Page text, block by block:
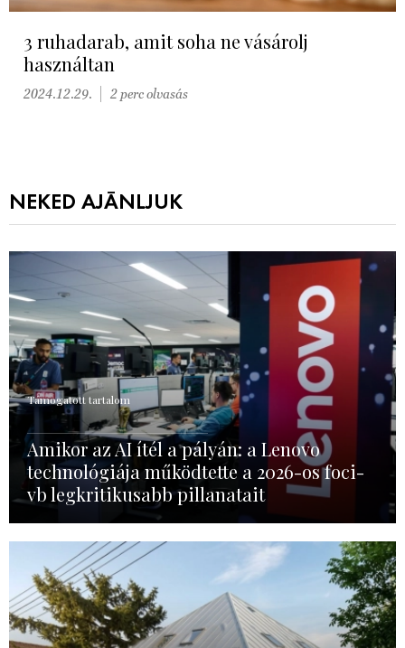
3 ruhadarab, amit soha ne vásárolj
használtan
2024.12.29. 2 perc olvasás
NEKED AJÁNLJUK
Támogatott tartalom
Amikor az AI ítél a pályán: a Lenovo
technológiája működtette a 2026-os foci-
vb legkritikusabb pillanatait